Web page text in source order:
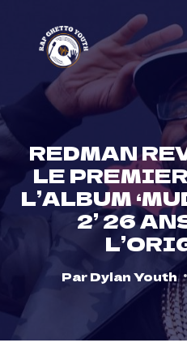
content
REDMAN
LE
L’ALBUM
2’ 26
ParDylan Youth